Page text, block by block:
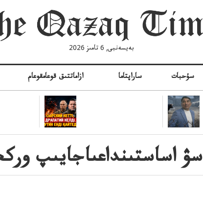
بەيسەنبى, 6 تامىز 2026
ازاماتتىق قوعامقوعام ساراپتاما سۇحبات
سۋ اساستىنداعىاجايىپ